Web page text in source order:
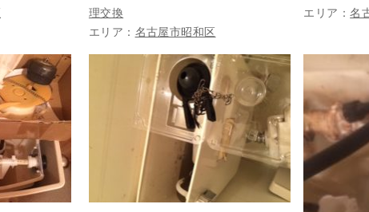
理交換
エリア： 名古屋市昭和区
エリア：名